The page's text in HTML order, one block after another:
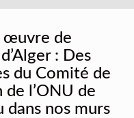
œuvre de
d’Alger : Des
du Comité de
de l’ONU de
dans nos murs